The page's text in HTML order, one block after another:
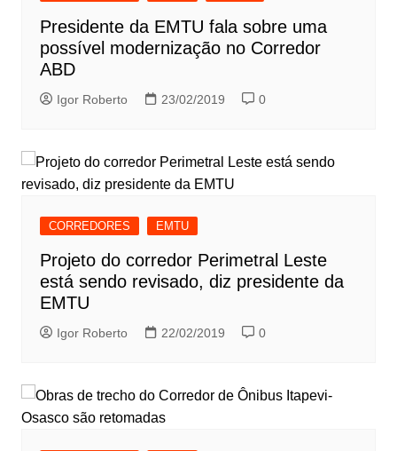
Presidente da EMTU fala sobre uma
possível modernização no Corredor
ABD
Igor Roberto 23/02/2019 0
CORREDORES EMTU
Projeto do corredor Perimetral Leste
está sendo revisado, diz presidente da
EMTU
Igor Roberto 22/02/2019 0